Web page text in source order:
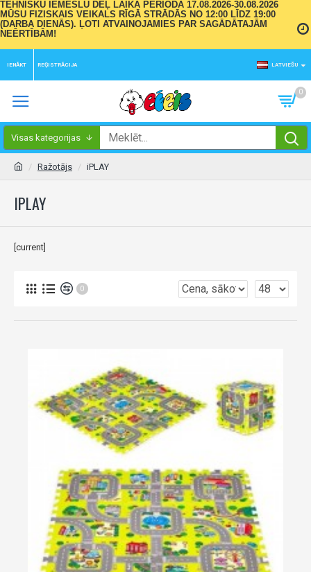
TEHNISKU IEMESLU DĒĻ LAIKA PERIODĀ 17.08.2026-30.08.2026
MŪSU FIZISKAIS VEIKALS RĪGĀ STRĀDĀS NO 12:00 LĪDZ 19:00
(DARBA DIENĀS). ĻOTI ATVAINOJAMIES PAR SAGĀDĀTAJĀM
NEĒRTĪBĀM!
IENĀKT REĢISTRĀCIJA LATVIEŠU
0
Visas kategorijas
Ražotājs iPLAY
IPLAY
[current]
0